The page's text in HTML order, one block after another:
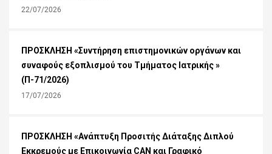
22/07/2026
ΠΡΟΣΚΛΗΣΗ «Συντήρηση επιστημονικών οργάνων και
συναφούς εξοπλισμού του Τμήματος Ιατρικής »
(Π-71/2026)
17/07/2026
ΠΡΟΣΚΛΗΣΗ «Ανάπτυξη Προσιτής Διάταξης Διπλού
Εκκρεμούς με Επικοινωνία CAN και Γραφικό